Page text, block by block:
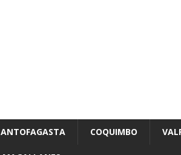
ANTOFAGASTA COQUIMBO